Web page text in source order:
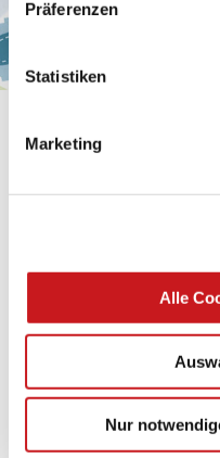
Impressum.
Präferenzen
Statistiken
Marketing
Alle
Nur Zu